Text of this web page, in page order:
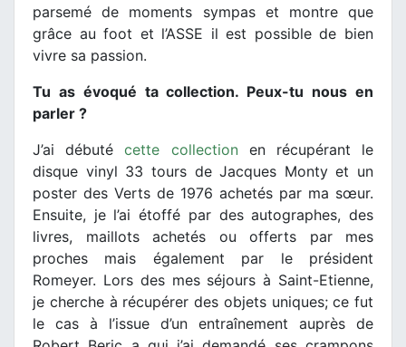
parsemé de moments sympas et montre que
grâce au foot et l’ASSE il est possible de bien
vivre sa passion.
Tu as évoqué ta collection. Peux-tu nous en
parler ?
J’ai débutécette collectionen récupérant le
disque vinyl 33 tours de Jacques Monty et un
poster des Verts de 1976 achetés par ma sœur.
Ensuite, je l’ai étoffé par des autographes, des
livres, maillots achetés ou offerts par mes
proches mais également par le président
Romeyer. Lors des mes séjours à Saint-Etienne,
je cherche à récupérer des objets uniques; ce fut
le cas à l’issue d’un entraînement auprès de